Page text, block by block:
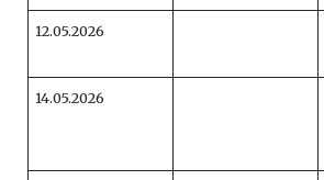
12.05.2026
14.05.2026